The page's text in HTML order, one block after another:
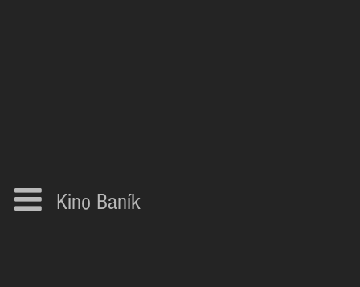
Kino Baník